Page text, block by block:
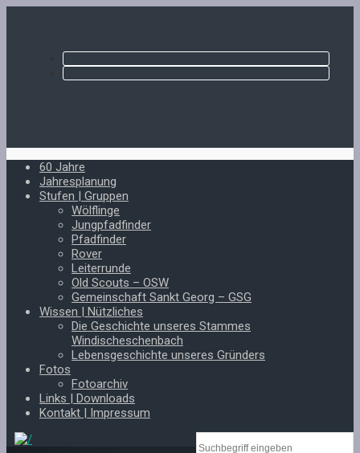
60 Jahre
Jahresplanung
Stufen | Gruppen
Wölflinge
Jungpfadfinder
Pfadfinder
Rover
Leiterrunde
Old Scouts – OSW
Gemeinschaft Sankt Georg – GSG
Wissen | Nützliches
Die Geschichte unseres Stammes
Windischeschenbach
Lebensgeschichte unseres Gründers
Fotos
Fotoarchiv
Links | Downloads
Kontakt | Impressum